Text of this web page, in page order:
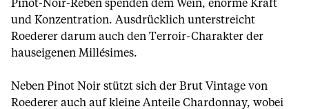
Pinot-Noir-Reben spenden dem Wein, enorme Kraft
und Konzentration. Ausdrücklich unterstreicht
Roederer darum auch den Terroir-Charakter der
hauseigenen Millésimes.
Neben Pinot Noir stützt sich der Brut Vintage von
Roederer auch auf kleine Anteile Chardonnay, wobei